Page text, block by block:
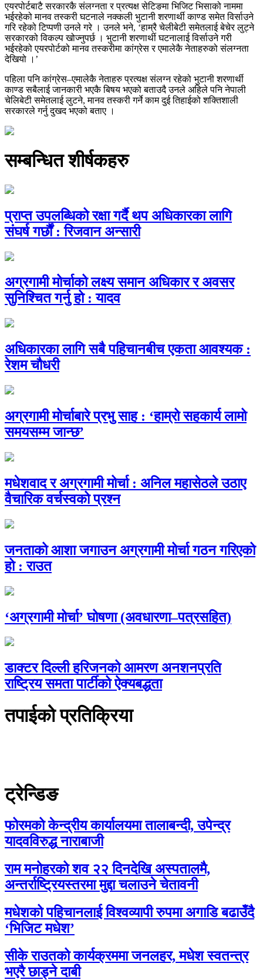
एयरपोर्टबाटै सरकारकै संलग्नता र प्रत्यक्ष सेटिङमा भिजिट भिसाको नाममा
भईरहेको मानव तस्करी घटनाले नक्कली भुटानी शरणार्थी काण्ड समेत विर्साउने
गरि रहेको टिप्पणी उनले गरे । उनले भने, ‘हाम्रै चेलीबेटी समेतलाई बेचेर लुट्ने
सरकारको विकल्प खोज्नुपर्छ । भुटानी शरणार्थी घटनालाई विर्साउने गरी
भईरहेको एयरपोर्टको मानव तस्करीमा कांग्रेस र एमालेकै नेताहरुको संलग्नता
देखियो ।’
पहिला पनि कांग्रेस–एमालेकै नेताहरु प्रत्यक्ष संलग्न रहेको भुटानी शरणार्थी
काण्ड सबैलाई जानकारी भएकै बिषय भएको बताउदै उनले अहिले पनि नेपाली
चेलिबेटी समेतलाई लुटने, मानव तस्करी गर्ने काम दुई तिहाईको शक्तिशाली
सरकारले गर्नु दुखद भएको बताए ।
सम्बन्धित शीर्षकहरु
प्राप्त उपलब्धिको रक्षा गर्दै थप अधिकारका लागि
संघर्ष गर्छौं : रिजवान अन्सारी
अग्रगामी मोर्चाको लक्ष्य समान अधिकार र अवसर
सुनिश्चित गर्नु हो : यादव
अधिकारका लागि सबै पहिचानबीच एकता आवश्यक :
रेशम चौधरी
अग्रगामी मोर्चाबारे प्रभु साह : ‘हाम्रो सहकार्य लामो
समयसम्म जान्छ’
मधेशवाद र अग्रगामी मोर्चा : अनिल महासेठले उठाए
वैचारिक वर्चस्वको प्रश्न
जनताको आशा जगाउन अग्रगामी मोर्चा गठन गरिएको
हो : राउत
‘अग्रगामी मोर्चा’ घोषणा (अवधारणा–पत्रसहित)
डाक्टर दिल्ली हरिजनको आमरण अनशनप्रति
राष्ट्रिय समता पार्टीको ऐक्यबद्धता
तपाईको प्रतिक्रिया
ट्रेन्डिङ
फोरमको केन्द्रीय कार्यालयमा तालाबन्दी, उपेन्द्र
यादवविरुद्ध नाराबाजी
राम मनोहरको शव २२ दिनदेखि अस्पतालमै,
अन्तर्राष्ट्रियस्तरमा मुद्दा चलाउने चेतावनी
मधेशको पहिचानलाई विश्वव्यापी रुपमा अगाडि बढाउँदै
‘भिजिट मधेश’
सीके राउतको कार्यक्रममा जनलहर, मधेश स्वतन्त्र
भएरै छाड्ने दाबी